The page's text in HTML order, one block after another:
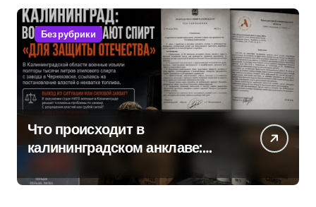
Без рубрики
Что происходит в
калининградском анклаве:
защиты Отечества»